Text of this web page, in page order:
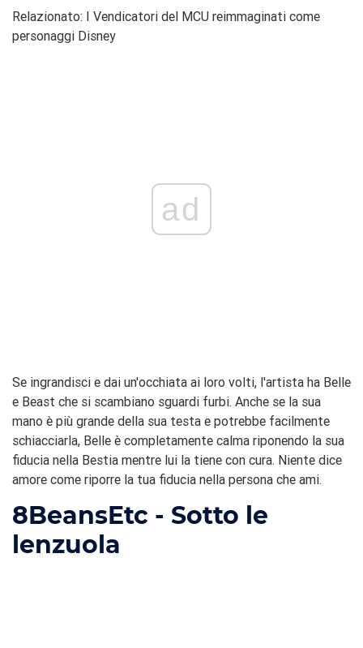
Relazionato: I Vendicatori del MCU reimmaginati come
personaggi Disney
ad
Se ingrandisci e dai un'occhiata ai loro volti, l'artista ha Belle
e Beast che si scambiano sguardi furbi. Anche se la sua
mano è più grande della sua testa e potrebbe facilmente
schiacciarla, Belle è completamente calma riponendo la sua
fiducia nella Bestia mentre lui la tiene con cura. Niente dice
amore come riporre la tua fiducia nella persona che ami.
8BeansEtc - Sotto le
lenzuola